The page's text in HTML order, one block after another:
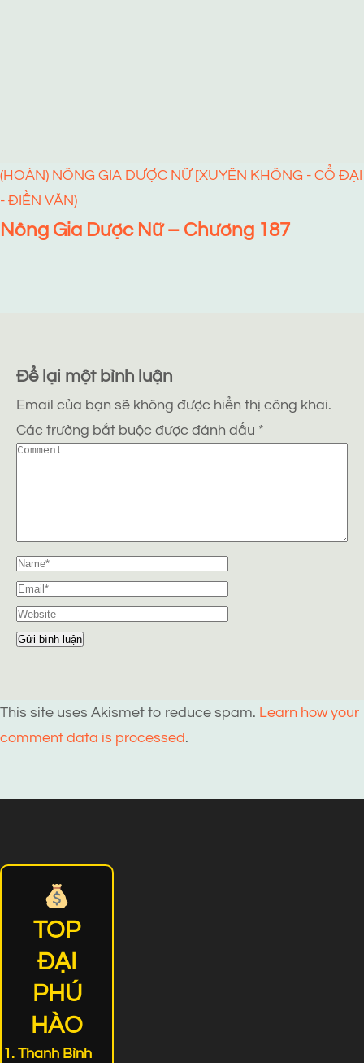
(HOÀN) NÔNG GIA DƯỢC NỮ [XUYÊN KHÔNG - CỔ ĐẠI
- ĐIỀN VĂN)
Nông Gia Dược Nữ – Chương 187
Để lại một bình luận
Email của bạn sẽ không được hiển thị công khai.
Các trường bắt buộc được đánh dấu *
This site uses Akismet to reduce spam. Learn how your
comment data is processed.
TOP
ĐẠI
PHÚ
HÀO
Thanh Bình